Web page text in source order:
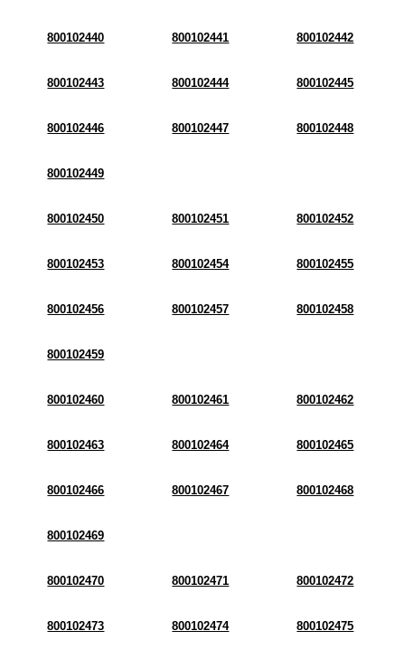
800102440 800102441 800102442
800102443 800102444 800102445
800102446 800102447 800102448
800102449
800102450 800102451 800102452
800102453 800102454 800102455
800102456 800102457 800102458
800102459
800102460 800102461 800102462
800102463 800102464 800102465
800102466 800102467 800102468
800102469
800102470 800102471 800102472
800102473 800102474 800102475